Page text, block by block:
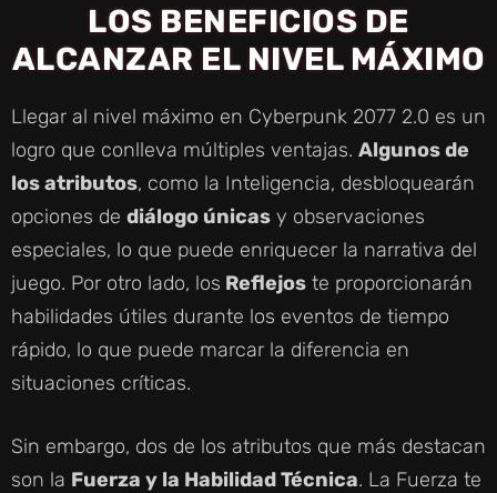
LOS BENEFICIOS DE
ALCANZAR EL NIVEL MÁXIMO
Llegar al nivel máximo en Cyberpunk 2077 2.0 es un
logro que conlleva múltiples ventajas. Algunos de
los atributos, como la Inteligencia, desbloquearán
opciones de diálogo únicas y observaciones
especiales, lo que puede enriquecer la narrativa del
juego. Por otro lado, los Reflejos te proporcionarán
habilidades útiles durante los eventos de tiempo
rápido, lo que puede marcar la diferencia en
situaciones críticas.
Sin embargo, dos de los atributos que más destacan
son la Fuerza y la Habilidad Técnica. La Fuerza te